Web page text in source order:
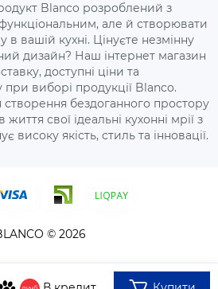
Blanco розроблений з
але й створювати
вашій кухні. Цінуєте незмінну
дизайн? Наш інтернет магазин
доступні ціни та
виборі продукції Blanco.
бездоганного простору
свої ідеальні кухонні мрії з
високу якість, стиль та інновації.
© 2026